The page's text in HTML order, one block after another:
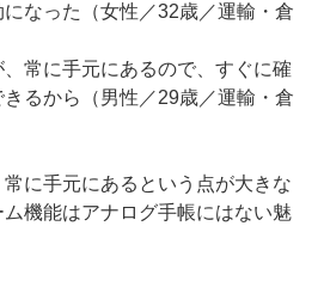
なった（女性／32歳／運輸・倉
、常に手元にあるので、すぐに確
るから（男性／29歳／運輸・倉
に手元にあるという点が大きな
機能はアナログ手帳にはない魅